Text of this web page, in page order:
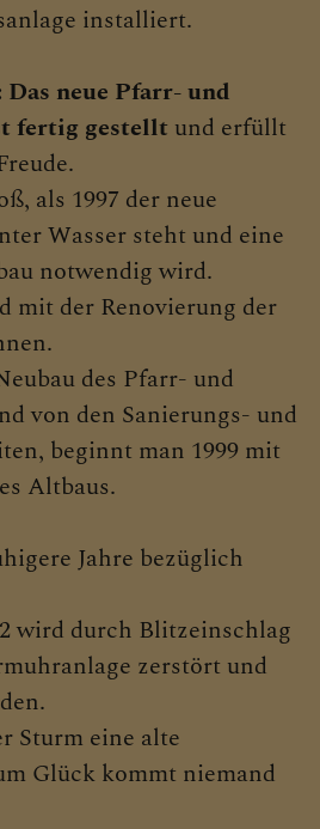
installiert.
neue Pfarr- und
fertig gestellt und erfüllt
als 1997 der neue
Wasser steht und eine
notwendig wird.
mit der Renovierung der
des Pfarr- und
von den Sanierungs- und
beginnt man 1999 mit
Altbaus.
Jahre bezüglich
wird durch Blitzeinschlag
zerstört und
Sturm eine alte
Glück kommt niemand